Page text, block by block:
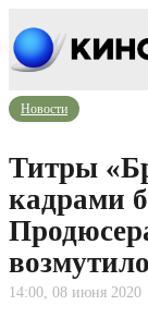
Новости
Титры
кадрами
возмутило
14:00, 08 июня 2020